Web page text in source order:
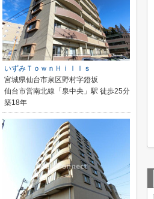
いずみＴｏｗｎＨｉｌｌｓ
宮城県仙台市泉区野村字鐙坂
仙台市営南北線「泉中央」駅 徒歩25分
築18年